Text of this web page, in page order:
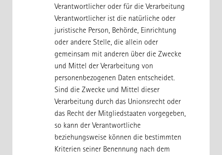
Verantwortlicher oder für die Verarbeitung
Verantwortlicher ist die natürliche oder
juristische Person, Behörde, Einrichtung
oder andere Stelle, die allein oder
gemeinsam mit anderen über die Zwecke
und Mittel der Verarbeitung von
personenbezogenen Daten entscheidet.
Sind die Zwecke und Mittel dieser
Verarbeitung durch das Unionsrecht oder
das Recht der Mitgliedstaaten vorgegeben,
so kann der Verantwortliche
beziehungsweise können die bestimmten
Kriterien seiner Benennung nach dem